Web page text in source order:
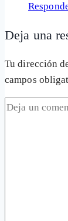
Deja una
Tu dirección
campos